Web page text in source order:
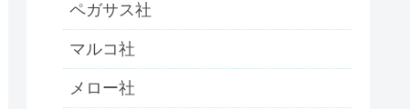
ペガサス社
マルコ社
メロー社